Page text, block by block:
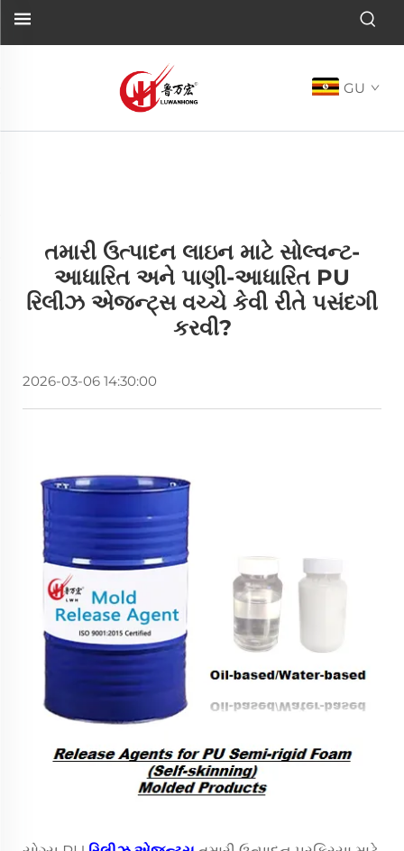
GU
તમારી ઉત્પાદન લાઇન માટે સોલ્વન્ટ-
આધારિત અને પાણી-આધારિત PU
રિલીઝ એજન્ટ્સ વચ્ચે કેવી રીતે પસંદગી
કરવી?
2026-03-06 14:30:00